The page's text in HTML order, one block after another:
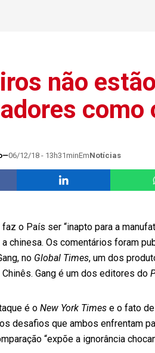
não
como
06/12/18 - 13h31minEmNotícias
o País ser “inapto para a
chinesa. Os comentários foram
no Global Times, um dos
Gang é um dos editores do
é o New York Times e o fato
desafios que ambos enfrentam
“expõe a ignorância